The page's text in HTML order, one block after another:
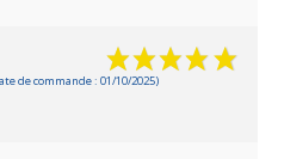
de commande : 01/10/2025)